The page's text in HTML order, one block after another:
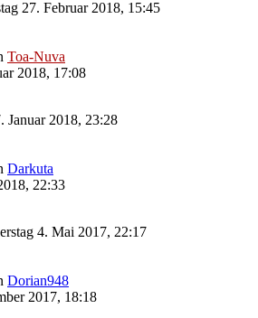
27. Februar 2018, 15:45
Toa-Nuva
2018, 17:08
Januar 2018, 23:28
Darkuta
22:33
4. Mai 2017, 22:17
Dorian948
2017, 18:18